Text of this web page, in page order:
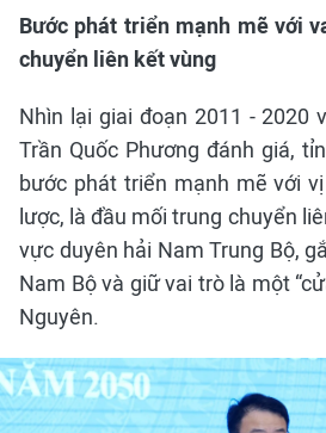
Bước phát triển mạnh mẽ với
chuyển liên kết vùng
Nhìn lại giai đoạn 2011 - 2020
Trần Quốc Phương đánh giá,
bước phát triển mạnh mẽ với
lược, là đầu mối trung chuyển
vực duyên hải Nam Trung Bộ,
Nam Bộ và giữ vai trò là một
Nguyên.